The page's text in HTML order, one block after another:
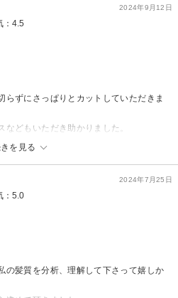
2024年9月12日
：4.5
を見る
らずにさっぱりとカットしていただきま
どもいただき助かりました。
いです。
2024年7月25日
：5.0
の髪質を分析、理解して下さって嬉しか